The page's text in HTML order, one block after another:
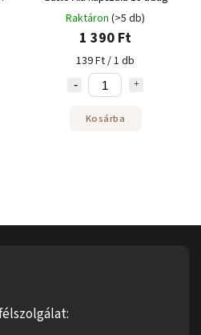
Raktáron (>5 db)
1 390 Ft
139 Ft / 1 db
Kosárba